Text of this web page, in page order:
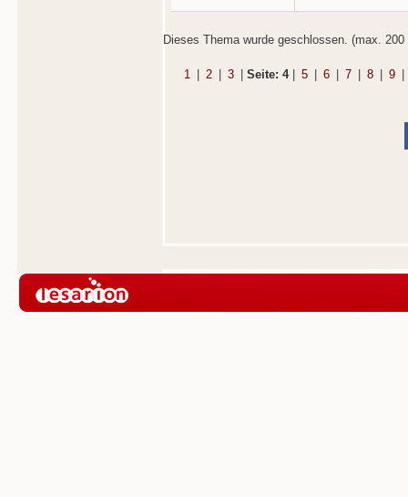
Dieses Thema wurde geschlossen. (max. 200
1 2 3 Seite: 4 5 6 7 8 9